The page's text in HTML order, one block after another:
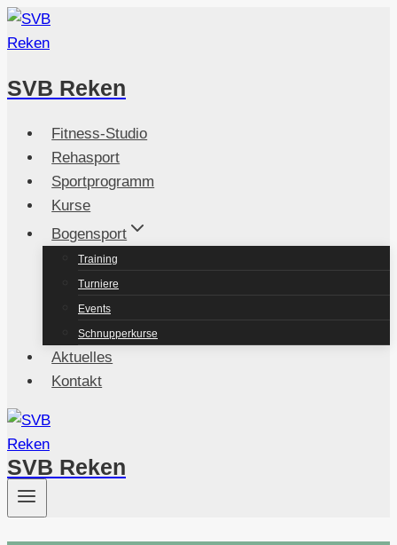
Zum
Inhalt
SVB Reken
Fitness-Studio
Rehasport
Sportprogramm
Kurse
Bogensport
Training
Turniere
Events
Schnupperkurse
Aktuelles
Kontakt
SVB Reken